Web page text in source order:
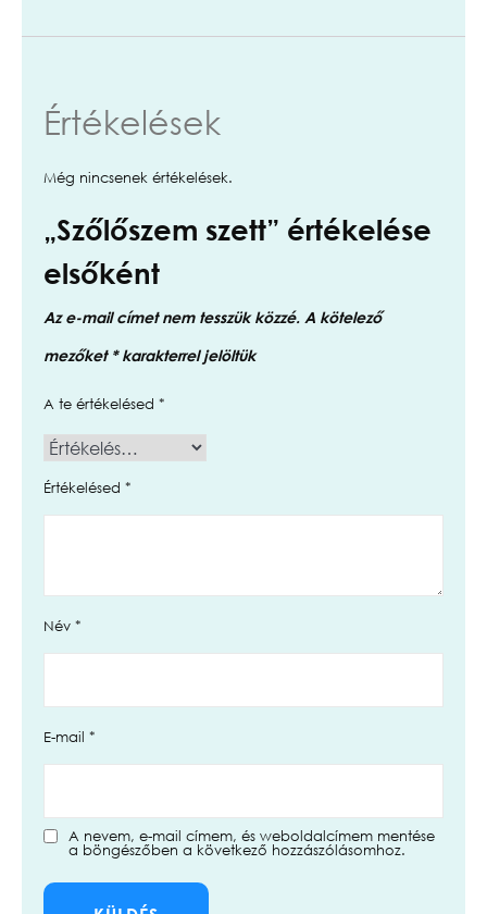
Értékelések
Még nincsenek értékelések.
„Szőlőszem szett” értékelése
elsőként
Az e-mail címet nem tesszük közzé. A kötelező
mezőket *karakterrel jelöltük
A te értékelésed *
Értékelésed *
Név *
E-mail *
A nevem, e-mail címem, és weboldalcímem mentése
a böngészőben a következő hozzászólásomhoz.